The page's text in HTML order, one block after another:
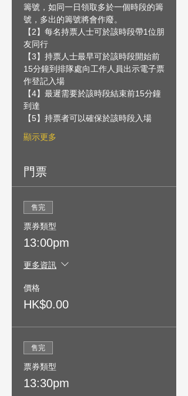
籌號，如同一日領取多於一個時段的籌
號，多出的籌號將會作廢。
【2】每名持票人士可於該時段帶1位朋
友同行
【3】持票人士最早可於該時段開始前
15分鐘到排隊處向工作人員出示電子票
作登記入場
【4】最遲需要於該時段結束前15分鐘
到達
【5】持票者可以確保於該時段入場
顯示更多
門票
售完
票券類型
13:00pm
更多資訊
價格
HK$0.00
售完
票券類型
13:30pm